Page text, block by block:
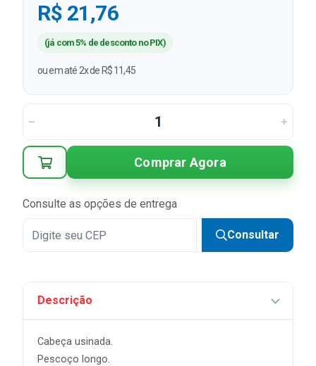
R$ 21,76
(já com 5% de desconto no PIX)
ou em até 2x de R$ 11,45
Comprar Agora
Consulte as opções de entrega
Consultar
Descrição
Cabeça usinada.
Pescoço longo.